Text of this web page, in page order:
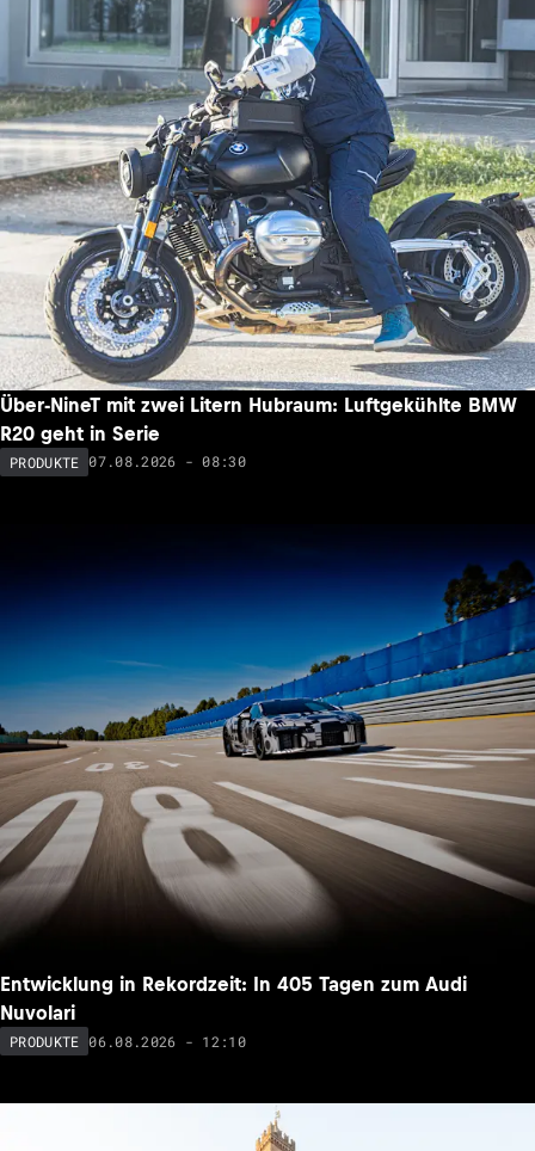
Über-NineT mit zwei Litern Hubraum: Luftgekühlte BMW
R20 geht in Serie
PRODUKTE 07.08.2026 - 08:30
Entwicklung in Rekordzeit: In 405 Tagen zum Audi
Nuvolari
PRODUKTE 06.08.2026 - 12:10